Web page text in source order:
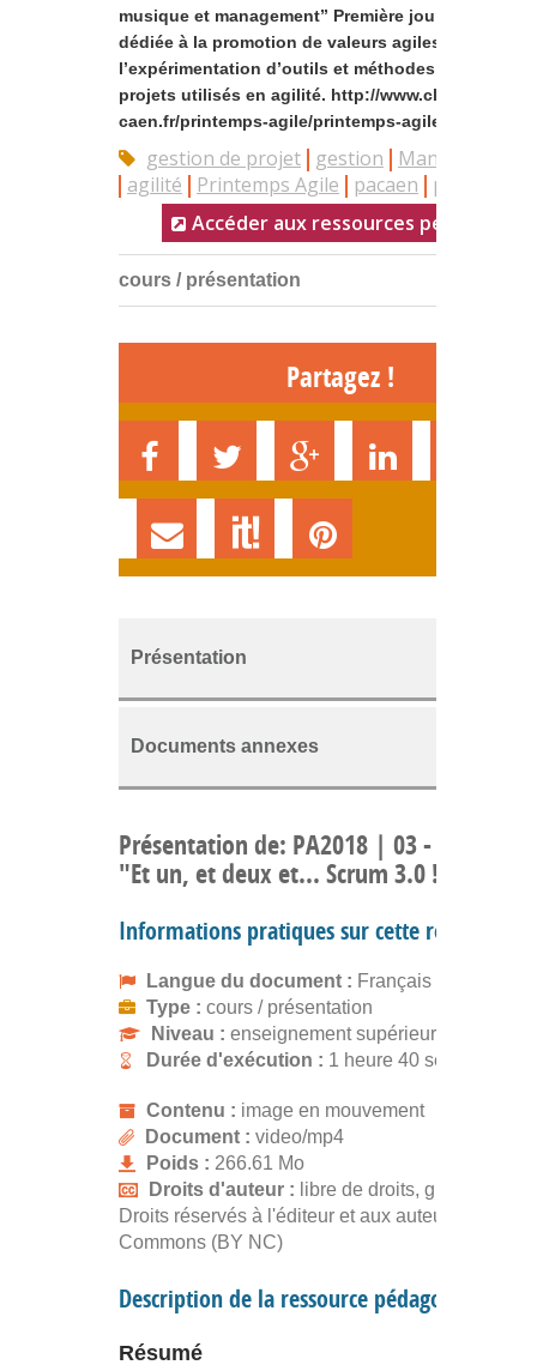
musique et management” Première journée
dédiée à la promotion de valeurs agiles et à
l’expérimentation d’outils et méthodes de gestion
projets utilisés en agilité. http://www.club-agile-
caen.fr/printemps-agile/printemps-agile-2018/
gestion de projet gestion
Management
agilité
Printemps Agile pacaen
pa2018
Accéder aux ressources
cours / présentation
Partagez !
Présentation
Documents annexes
Présentation de: PA2018 | 03 - Atelier 2 :
"Et un, et deux et... Scrum 3.0 ! "
Informations pratiques sur cette ressource
Langue du document : Français
Type : cours / présentation
Niveau : enseignement supérieur
Durée d'exécution : 1 heure 40 secondes
Contenu : image en mouvement
Document : video/mp4
Poids : 266.61 Mo
Droits d'auteur : libre de droits, gratuit
Droits réservés à l'éditeur et aux auteurs.
Commons (BY NC)
Description de la ressource pédagogique
Résumé